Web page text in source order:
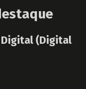
Digital (Digital